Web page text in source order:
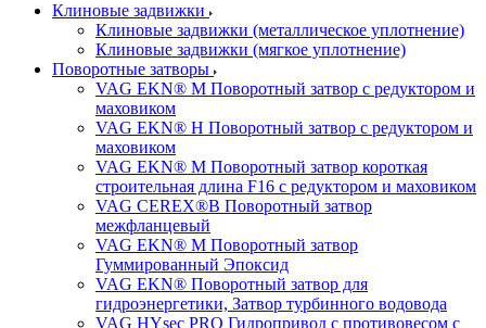
Клиновые задвижки
Клиновые задвижки (металлическое уплотнение)
Клиновые задвижки (мягкое уплотнение)
Поворотные затворы
VAG EKN® M Поворотный затвор с редуктором и
маховиком
VAG EKN® H Поворотный затвор с редуктором и
маховиком
VAG EKN® M Поворотный затвор короткая
строительная длина F16 с редуктором и маховиком
VAG CEREX®B Поворотный затвор
межфланцевый
VAG EKN® M Поворотный затвор
Гуммированный Эпоксид
VAG EKN® Поворотный затвор для
гидроэнергетики, Затвор турбинного водовода
VAG HYsec PRO Гидропривод с противовесом с